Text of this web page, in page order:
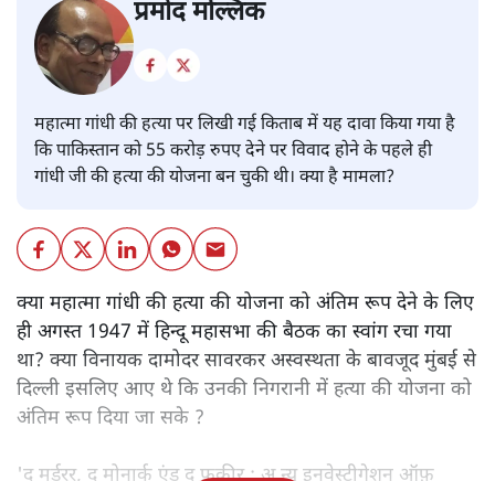
प्रमोद मल्लिक
महात्मा गांधी की हत्या पर लिखी गई किताब में यह दावा किया गया है
कि पाकिस्तान को 55 करोड़ रुपए देने पर विवाद होने के पहले ही
गांधी जी की हत्या की योजना बन चुकी थी। क्या है मामला?
क्या महात्मा गांधी की हत्या की योजना को अंतिम रूप देने के लिए
ही अगस्त 1947 में हिन्दू महासभा की बैठक का स्वांग रचा गया
था? क्या विनायक दामोदर सावरकर अस्वस्थता के बावजूद मुंबई से
दिल्ली इसलिए आए थे कि उनकी निगरानी में हत्या की योजना को
अंतिम रूप दिया जा सके ?